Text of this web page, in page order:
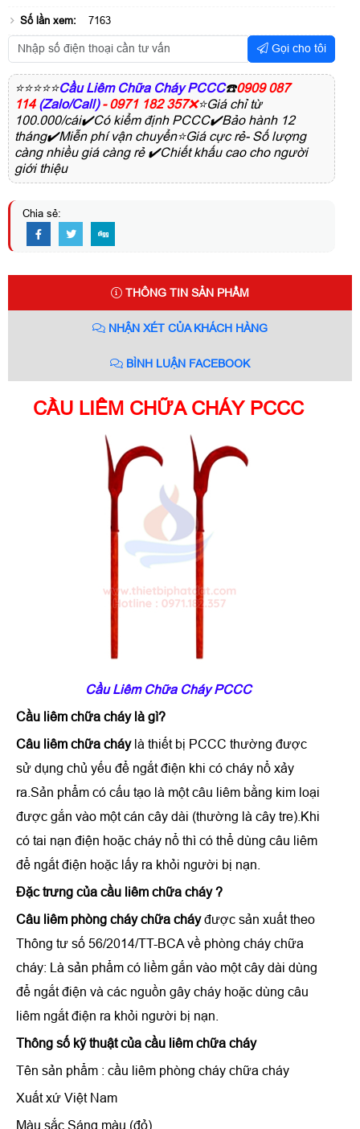
Số lần xem: 7163
Gọi cho tôi
⭐⭐⭐⭐⭐Cầu Liêm Chữa Cháy PCCC☎️0909 087
114 (Zalo/Call) - 0971 182 357❌⭐Giá chỉ từ
100.000/cái✔️Có kiểm định PCCC✔️Bảo hành 12
tháng✔️Miễn phí vận chuyển⭐Giá cực rẻ- Số lượng
càng nhiều giá càng rẻ ✔️Chiết khấu cao cho người
giới thiệu
Chia sẻ:
THÔNG TIN SẢN PHẨM
NHẬN XÉT CỦA KHÁCH HÀNG
BÌNH LUẬN FACEBOOK
CẦU LIÊM CHỮA CHÁY PCCC
Cầu Liêm Chữa Cháy PCCC
Cầu liêm chữa cháy là gì?
Câu liêm chữa cháylà thiết bị PCCC thường được
sử dụng chủ yếu để ngắt điện khi có cháy nổ xảy
ra.Sản phẩm có cấu tạo là một câu liêm bằng kim loại
được gắn vào một cán cây dài (thường là cây tre).Khi
có tai nạn điện hoặc cháy nổ thì có thể dùng câu liêm
để ngắt điện hoặc lấy ra khỏi người bị nạn.
Đặc trưng của cầu liêm chữa cháy?
Câu liêm phòng cháy chữa cháyđược sản xuất theo
Thông tư số 56/2014/TT-BCA về phòng cháy chữa
cháy: Là sản phẩm có liềm gắn vào một cây dài dùng
để ngắt điện và các nguồn gây cháy hoặc dùng câu
liêm ngắt điện ra khỏi người bị nạn.
Thông số kỹ thuật của cầu liêm chữa cháy
Tên sản phẩm : cầu liêm phòng cháy chữa cháy
Xuất xứ Việt Nam
Màu sắc Sáng màu (đỏ)